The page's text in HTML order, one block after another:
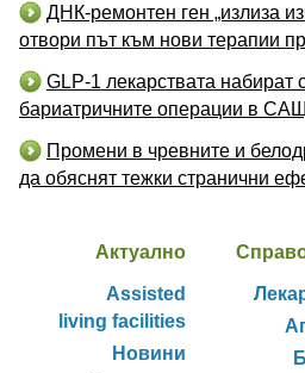
ДНК-ремонтен ген „излиза
отвори път към нови терапии
GLP-1 лекарствата набират
бариатричните операции в
Промени в чревните и
да обяснят тежки странични
Актуално
Assisted
living facilities
Новини